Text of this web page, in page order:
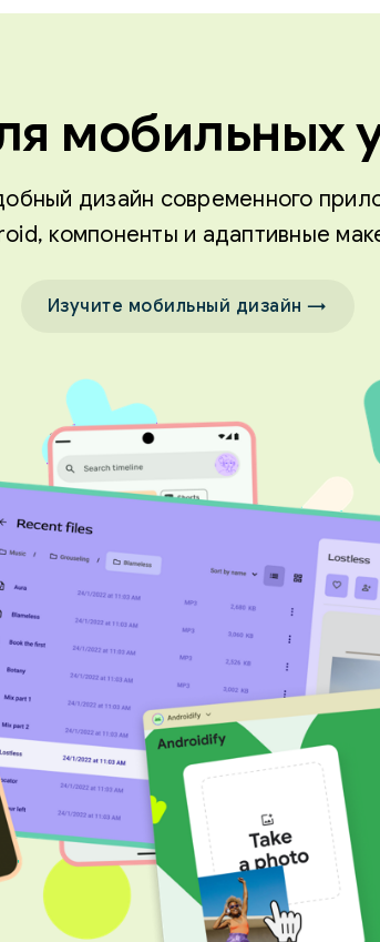
мобильных
дизайн современного
компоненты и адаптивные
Изучите мобильный дизайн →